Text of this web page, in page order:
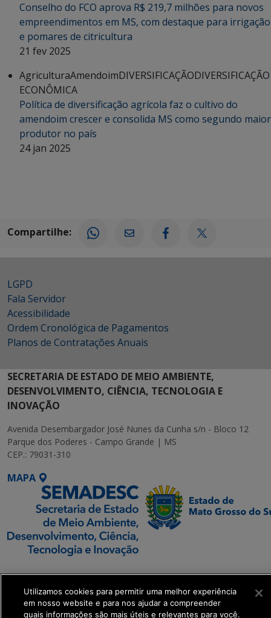
Conselho do FCO aprova R$ 219,7 milhões para novos
empreendimentos em MS, com destaque para irrigação
e pomares de citricultura
21 fev 2025
AgriculturaAmendoimDIVERSIFICAÇÃODIVERSIFICAÇÃO
ECONÔMICA
Política de diversificação agrícola faz o cultivo do
amendoim crescer e consolida MS como segundo maior
produtor no país
24 jan 2025
Compartilhe:
LGPD
Fala Servidor
Acessibilidade
Ordem Cronológica de Pagamentos
Planos de Contratações Anuais
SECRETARIA DE ESTADO DE MEIO AMBIENTE,
DESENVOLVIMENTO, CIÊNCIA, TECNOLOGIA E
INOVAÇÃO
Avenida Desembargador José Nunes da Cunha s/n - Bloco 12
Parque dos Poderes - Campo Grande | MS
CEP.: 79031-310
MAPA
SETDIG | Secretaria-
Executiva de
Transformação Digital
Utilizamos cookies para permitir uma melhor experiência
em nosso website e para nos ajudar a compreender
quais informações são mais úteis e relevantes para você.